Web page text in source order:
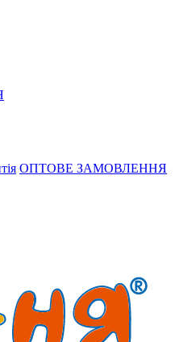
ОПТОВЕ ЗАМОВЛЕННЯ